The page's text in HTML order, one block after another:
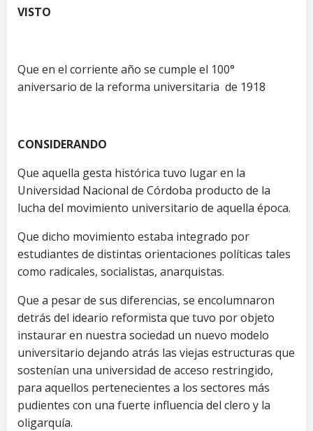
VISTO
Que en el corriente año se cumple el 100°
aniversario de la reforma universitaria de 1918
CONSIDERANDO
Que aquella gesta histórica tuvo lugar en la
Universidad Nacional de Córdoba producto de la
lucha del movimiento universitario de aquella época.
Que dicho movimiento estaba integrado por
estudiantes de distintas orientaciones políticas tales
como radicales, socialistas, anarquistas.
Que a pesar de sus diferencias, se encolumnaron
detrás del ideario reformista que tuvo por objeto
instaurar en nuestra sociedad un nuevo modelo
universitario dejando atrás las viejas estructuras que
sostenían una universidad de acceso restringido,
para aquellos pertenecientes a los sectores más
pudientes con una fuerte influencia del clero y la
oligarquía.